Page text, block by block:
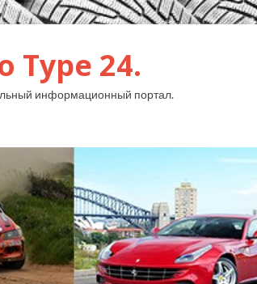
Type 24.
информационный портал.